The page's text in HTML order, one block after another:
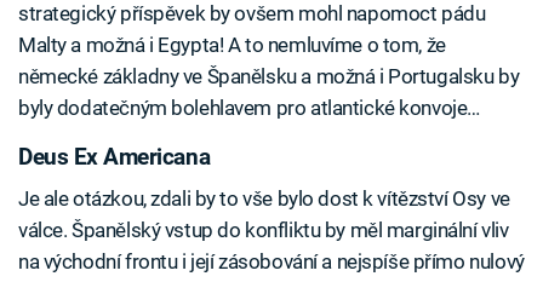
strategický příspěvek by ovšem mohl napomoct pádu
Malty a možná i Egypta! A to nemluvíme o tom, že
německé základny ve Španělsku a možná i Portugalsku by
byly dodatečným bolehlavem pro atlantické konvoje…
Deus Ex Americana
Je ale otázkou, zdali by to vše bylo dost k vítězství Osy ve
válce. Španělský vstup do konfliktu by měl marginální vliv
na východní frontu i její zásobování a nejspíše přímo nulový